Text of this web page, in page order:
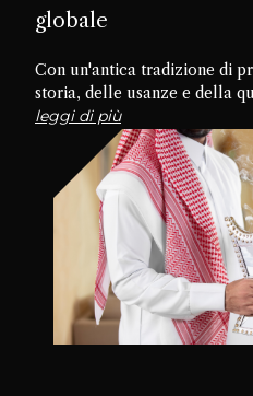
globale
Con un'antica tradizione di
storia, delle usanze e della
è la culla della cultura del
tradizioni, le pratiche e
quotidiana per capire
apprezzato in questa parte
mediorientale alla
leggi di più